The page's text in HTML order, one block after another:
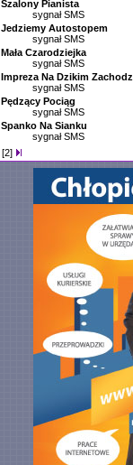
Szalony Pianista
sygnał SMS
Jedziemy Autostopem
sygnał SMS
Mała Czarodziejka
sygnał SMS
Impreza Na Dzikim
sygnał SMS
Pędzący Pociąg
sygnał SMS
Spanko Na Sianku
sygnał SMS
[2]